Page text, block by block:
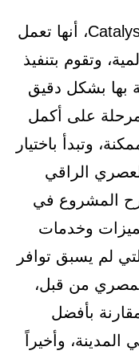
وتتميز شركة Catalyst Developments، أنها تعمل
وتقوم بتنفيذ
بها بشكل دقيق
على أكمل
وتبدأ باختيار
الراقي
المشروع في
وخدمات
لم يسبق توافر
من قبل،
بأفضل
وأخيراً